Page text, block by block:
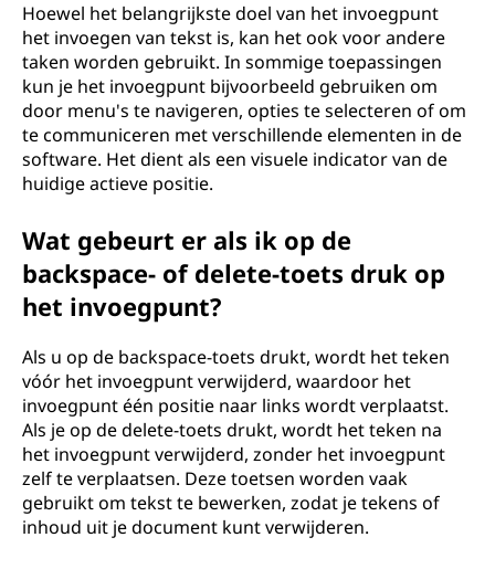
Hoewel het belangrijkste doel van het invoegpunt
het invoegen van tekst is, kan het ook voor andere
taken worden gebruikt. In sommige toepassingen
kun je het invoegpunt bijvoorbeeld gebruiken om
door menu's te navigeren, opties te selecteren of om
te communiceren met verschillende elementen in de
software. Het dient als een visuele indicator van de
huidige actieve positie.
Wat gebeurt er als ik op de
backspace- of delete-toets druk op
het invoegpunt?
Als u op de backspace-toets drukt, wordt het teken
vóór het invoegpunt verwijderd, waardoor het
invoegpunt één positie naar links wordt verplaatst.
Als je op de delete-toets drukt, wordt het teken na
het invoegpunt verwijderd, zonder het invoegpunt
zelf te verplaatsen. Deze toetsen worden vaak
gebruikt om tekst te bewerken, zodat je tekens of
inhoud uit je document kunt verwijderen.